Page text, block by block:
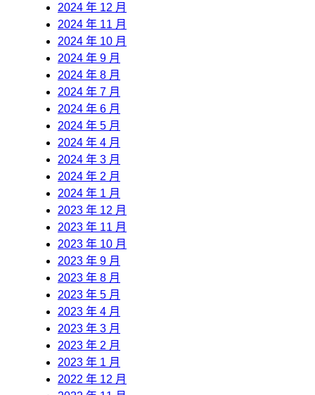
2024 年 12 月
2024 年 11 月
2024 年 10 月
2024 年 9 月
2024 年 8 月
2024 年 7 月
2024 年 6 月
2024 年 5 月
2024 年 4 月
2024 年 3 月
2024 年 2 月
2024 年 1 月
2023 年 12 月
2023 年 11 月
2023 年 10 月
2023 年 9 月
2023 年 8 月
2023 年 5 月
2023 年 4 月
2023 年 3 月
2023 年 2 月
2023 年 1 月
2022 年 12 月